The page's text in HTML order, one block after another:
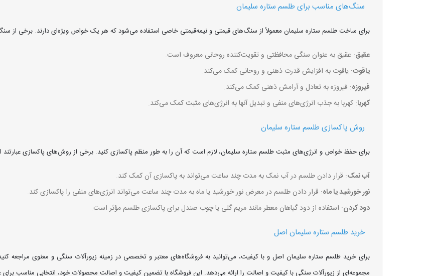
سنگ‌های مناسب برای طلسم ستاره سلیمان
برای ساخت طلسم ستاره سلیمان معمولاً از سنگ‌های قیمتی و نیمه‌قیمتی خاصی استفاده می‌شود که هر یک خواص ویژه‌ای دارند. برخی از
عقیق: عقیق به عنوان سنگی محافظتی و تقویت‌کننده روحانی معروف است.
یاقوت: یاقوت به افزایش قدرت ذهنی و روحانی کمک می‌کند.
فیروزه: فیروزه به تعادل و آرامش ذهنی کمک می‌کند.
کهربا: کهربا به جذب انرژی‌های منفی و تبدیل آنها به انرژی‌های مثبت کمک می‌کند.
روش پاکسازی طلسم ستاره سلیمان
برای حفظ خواص و انرژی‌های مثبت طلسم ستاره سلیمان، لازم است که آن را به طور منظم پاکسازی کنید. برخی از روش‌های پاکسازی عبارتند
آب نمک: قرار دادن طلسم در آب نمک به مدت چند ساعت می‌تواند به پاکسازی آن کمک کند.
نور خورشید یا ماه: قرار دادن طلسم در معرض نور خورشید یا ماه به مدت چند ساعت می‌تواند انرژی‌های منفی را پاکسازی کند.
دود کردن: استفاده از دود گیاهان معطر مانند مریم گلی یا چوب صندل برای پاکسازی طلسم مؤثر است.
خرید طلسم ستاره سلیمان اصل
برای خرید طلسم ستاره سلیمان اصل و با کیفیت، می‌توانید به فروشگاه‌های معتبر و تخصصی در زمینه زیورآلات سنگی و معنوی مراجعه
مجموعه‌ای از زیورآلات سنگی با کیفیت و اصالت را ارائه می‌دهد. این فروشگاه با تضمین کیفیت و اصالت محصولات خود، انتخابی مناسب